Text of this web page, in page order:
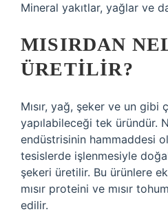
Mineral yakıtlar, yağlar ve
MISIRDAN
ÜRETILIR?
Mısır, yağ, şeker ve un gibi
yapılabileceği tek üründür.
endüstrisinin hammaddesi
tesislerde işlenmesiyle
şekeri üretilir. Bu ürünlere
mısır proteini ve mısır
edilir.